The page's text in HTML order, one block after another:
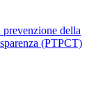
della
(PTPCT)